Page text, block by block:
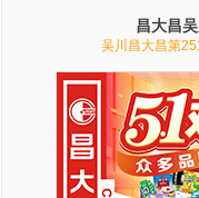
昌大昌
吴川昌大昌第